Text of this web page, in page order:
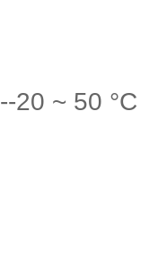
20 ~ 50 °C